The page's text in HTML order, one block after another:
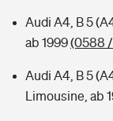
Audi A4, B 5
ab 1999(0588 /
Audi A4, B 5
Limousine, ab